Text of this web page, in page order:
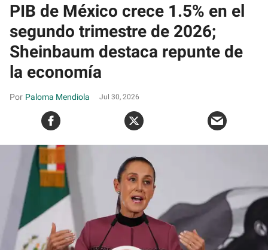
PIB de México crece 1.5% en el
segundo trimestre de 2026;
Sheinbaum destaca repunte de
la economía
Paloma Mendiola Jul 30, 2026